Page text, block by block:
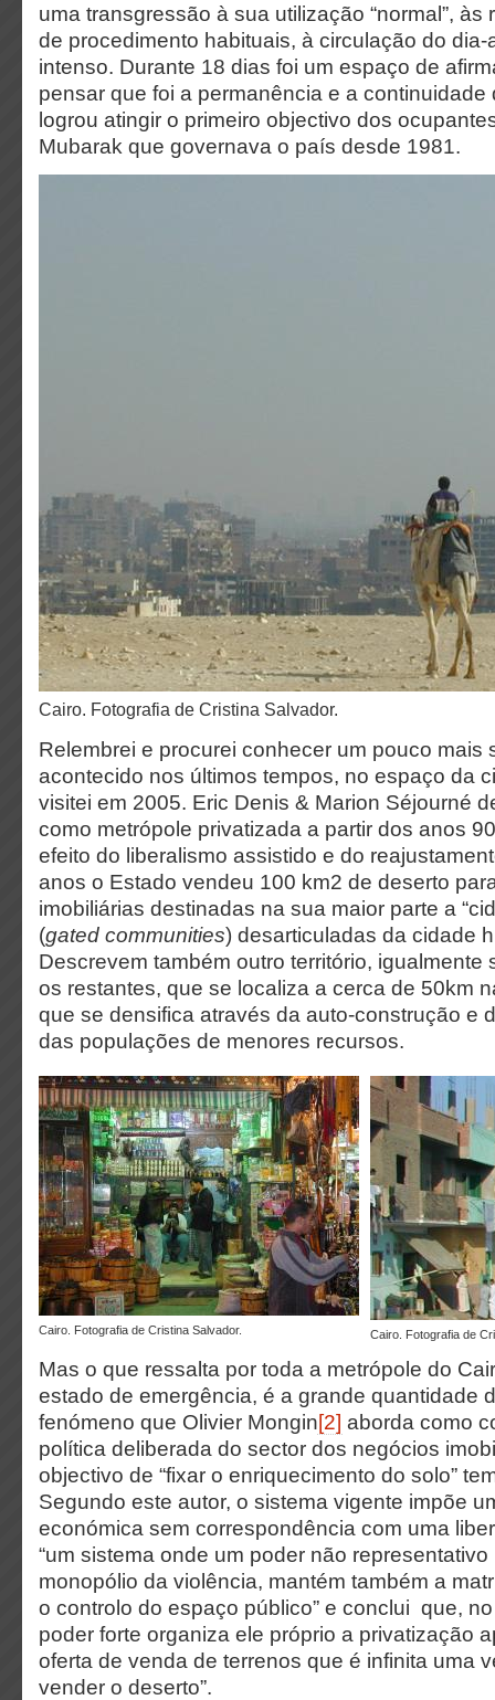
uma transgressão à sua utilização “normal”,
de procedimento habituais, à circulação do dia-
intenso. Durante 18 dias foi um espaço de
pensar que foi a permanência e a
logrou atingir o primeiro objectivo dos
Mubarak que governava o país desde 1981.
Cairo. Fotografia de Cristina Salvador.
Relembrei e procurei conhecer um pouco mais
acontecido nos últimos tempos, no espaço da
visitei em 2005. Eric Denis & Marion Séjourné
como metrópole privatizada a partir dos anos
efeito do liberalismo assistido e do
anos o Estado vendeu 100 km2 de deserto
imobiliárias destinadas na sua maior parte a
(gated communities) desarticuladas da cidade
Descrevem também outro território, igualmente
os restantes, que se localiza a cerca de 50km
que se densifica através da auto-construção e
das populações de menores recursos.
Cairo. Fotografia de Cristina Salvador. Cairo. Fotografia de
Mas o que ressalta por toda a metrópole do
estado de emergência, é a grande quantidade
fenómeno que Olivier Mongin[2] aborda como
política deliberada do sector dos negócios
objectivo de “fixar o enriquecimento do solo”
Segundo este autor, o sistema vigente impõe
económica sem correspondência com uma
“um sistema onde um poder não
monopólio da violência, mantém também a
o controlo do espaço público” e conclui que,
poder forte organiza ele próprio a privatização
oferta de venda de terrenos que é infinita uma
vender o deserto”.